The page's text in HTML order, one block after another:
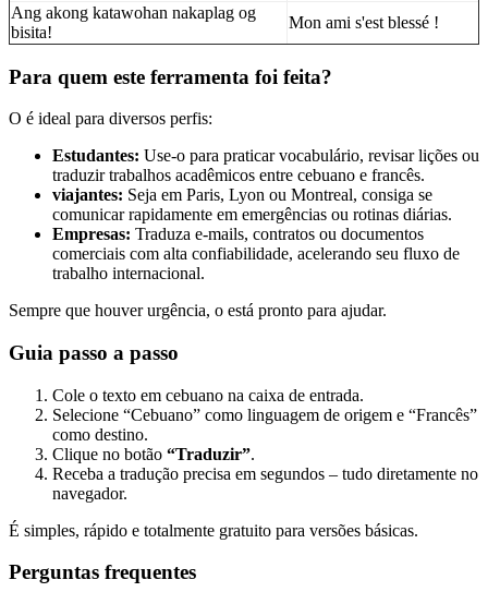
Ang akong katawohan nakaplag og
bisita!
Mon ami s'est blessé !
Para quem este ferramenta foi feita?
O é ideal para diversos perfis:
Estudantes: Use-o para praticar vocabulário, revisar lições ou
traduzir trabalhos acadêmicos entre cebuano e francês.
viajantes: Seja em Paris, Lyon ou Montreal, consiga se
comunicar rapidamente em emergências ou rotinas diárias.
Empresas: Traduza e-mails, contratos ou documentos
comerciais com alta confiabilidade, acelerando seu fluxo de
trabalho internacional.
Sempre que houver urgência, o está pronto para ajudar.
Guia passo a passo
Cole o texto em cebuano na caixa de entrada.
Selecione “Cebuano” como linguagem de origem e “Francês”
como destino.
Clique no botão “Traduzir”.
Receba a tradução precisa em segundos – tudo diretamente no
navegador.
É simples, rápido e totalmente gratuito para versões básicas.
Perguntas frequentes